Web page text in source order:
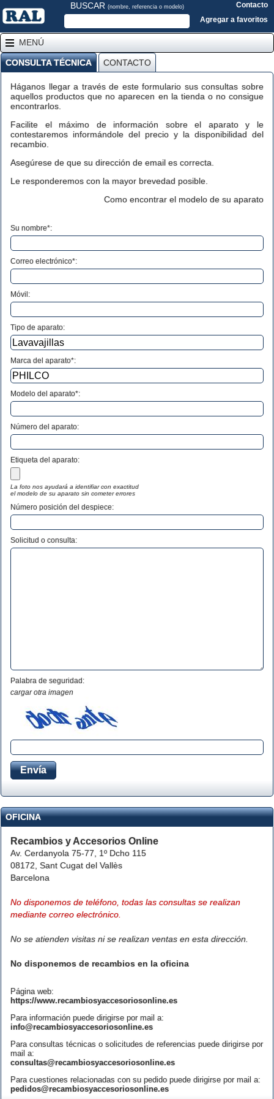
BUSCAR (nombre, referencia o modelo)
Contacto
Agregar a favoritos
MENÚ
CONSULTA TÉCNICA CONTACTO
Háganos llegar a través de este formulario sus consultas sobre
aquellos productos que no aparecen en la tienda o no consigue
encontrarlos.
Facilite el máximo de información sobre el aparato y le
contestaremos informándole del precio y la disponibilidad del
recambio.
Asegúrese de que su dirección de email es correcta.
Le responderemos con la mayor brevedad posible.
Como encontrar el modelo de su aparato
Su nombre*:
Correo electrónico*:
Móvil:
Tipo de aparato:
Marca del aparato*:
Modelo del aparato*:
Número del aparato:
Etiqueta del aparato:
La foto nos ayudará a identifiar con exactitud
el modelo de su aparato sin cometer errores
Número posición del despiece:
Solicitud o consulta:
Palabra de seguridad:
cargar otra imagen
OFICINA
Recambios y Accesorios Online
Av. Cerdanyola 75-77, 1º Dcho 115
08172, Sant Cugat del Vallès
Barcelona
No disponemos de teléfono, todas las consultas se realizan
mediante correo electrónico.
No se atienden visitas ni se realizan ventas en esta dirección.
No disponemos de recambios en la oficina
Página web:
https://www.recambiosyaccesoriosonline.es
Para información puede dirigirse por mail a:
info@recambiosyaccesoriosonline.es
Para consultas técnicas o solicitudes de referencias puede dirigirse por
mail a:
consultas@recambiosyaccesoriosonline.es
Para cuestiones relacionadas con su pedido puede dirigirse por mail a:
pedidos@recambiosyaccesoriosonline.es